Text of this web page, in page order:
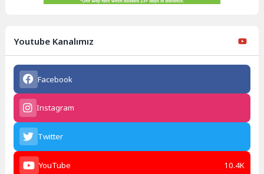
Youtube Kanalımız
Facebook
Instagram
Twitter
YouTube 10.4K